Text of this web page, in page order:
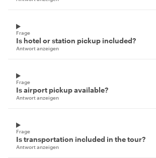
Frage
Is hotel or station pickup included?
Antwort anzeigen
Frage
Is airport pickup available?
Antwort anzeigen
Frage
Is transportation included in the tour?
Antwort anzeigen